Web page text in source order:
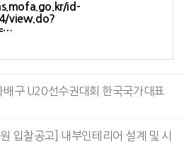
id-
view.do?
구 U20선수권대회 한국국가대표
입찰공고] 내부인테리어 설계 및 시